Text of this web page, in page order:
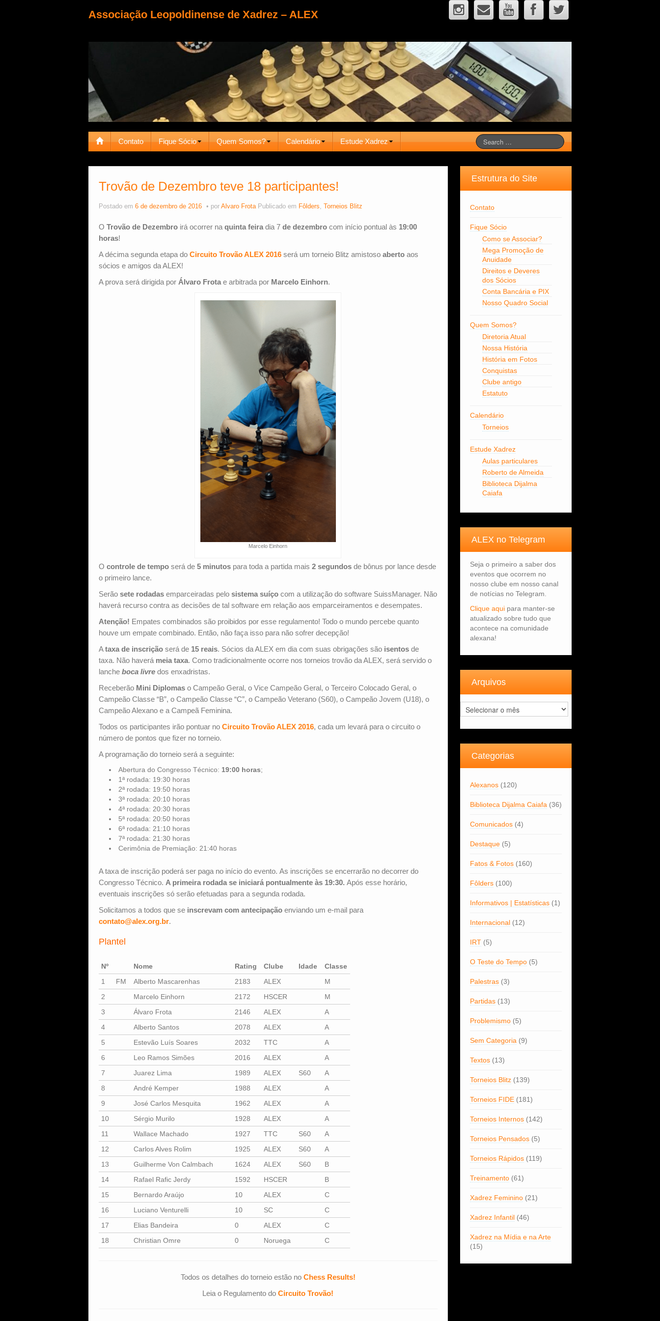
Associação Leopoldinense de Xadrez – ALEX
Contato Fique Sócio Quem Somos? Calendário Estude Xadrez
Trovão de Dezembro teve 18 participantes!
Postado em 6 de dezembro de 2016 por Alvaro Frota Publicado em Fôlders, Torneios Blitz
O Trovão de Dezembro irá ocorrer na quinta feira dia 7 de dezembro com início pontual às 19:00
horas!
A décima segunda etapa do Circuito Trovão ALEX 2016 será um torneio Blitz amistoso aberto aos
sócios e amigos da ALEX!
A prova será dirigida por Álvaro Frota e arbitrada por Marcelo Einhorn.
Marcelo Einhorn
O controle de tempo será de 5 minutos para toda a partida mais 2 segundos de bônus por lance desde
o primeiro lance.
Serão sete rodadas emparceiradas pelo sistema suíço com a utilização do software SuissManager. Não
haverá recurso contra as decisões de tal software em relação aos emparceiramentos e desempates.
Atenção! Empates combinados são proibidos por esse regulamento! Todo o mundo percebe quanto
houve um empate combinado. Então, não faça isso para não sofrer decepção!
Ataxa de inscrição será de 15 reais. Sócios da ALEX em dia com suas obrigações são isentos de
taxa. Não haverá meia taxa. Como tradicionalmente ocorre nos torneios trovão da ALEX, será servido o
lanche boca livre dos enxadristas.
Receberão Mini Diplomas o Campeão Geral, o Vice Campeão Geral, o Terceiro Colocado Geral, o
Campeão Classe “B”, o Campeão Classe “C”, o Campeão Veterano (S60), o Campeão Jovem (U18), o
Campeão Alexano e a Campeã Feminina.
Todos os participantes irão pontuar no Circuito Trovão ALEX 2016, cada um levará para o circuito o
número de pontos que fizer no torneio.
A programação do torneio será a seguinte:
Abertura do Congresso Técnico: 19:00 horas;
1ª rodada: 19:30 horas
2ª rodada: 19:50 horas
3ª rodada: 20:10 horas
4ª rodada: 20:30 horas
5ª rodada: 20:50 horas
6ª rodada: 21:10 horas
7ª rodada: 21:30 horas
Cerimônia de Premiação: 21:40 horas
A taxa de inscrição poderá ser paga no início do evento. As inscrições se encerrarão no decorrer do
Congresso Técnico. A primeira rodada se iniciará pontualmente às 19:30. Após esse horário,
eventuais inscrições só serão efetuadas para a segunda rodada.
Solicitamos a todos que se inscrevam com antecipação enviando um e-mail para
contato@alex.org.br.
Plantel
Nº Nome Rating Clube Idade
Classe
1
FM Alberto Mascarenhas 2183 ALEX
M
2
Marcelo Einhorn 2172 HSCER
M
3
Álvaro Frota 2146 ALEX
A
4
Alberto Santos 2078 ALEX
A
5
Estevão Luís Soares 2032 TTC
A
6
Leo Ramos Simões 2016 ALEX
A
7
Juarez Lima 1989 ALEX S60
A
8
André Kemper 1988 ALEX
A
9
José Carlos Mesquita 1962 ALEX
A
10
Sérgio Murilo 1928 ALEX
A
11
Wallace Machado 1927 TTC S60
A
12
Carlos Alves Rolim 1925 ALEX S60
A
13
Guilherme Von Calmbach 1624 ALEX S60
B
14
Rafael Rafic Jerdy 1592 HSCER
B
15
Bernardo Araújo 10 ALEX
C
16
Luciano Venturelli 10 SC
C
17
Elias Bandeira 0 ALEX
C
18
Christian Omre 0 Noruega C
Todos os detalhes do torneio estão no Chess Results!
Leia o Regulamento doCircuito Trovão!
Estrutura do Site
Contato
Fique Sócio
Como se Associar?
Mega Promoção de
Anuidade
Direitos e Deveres
dos Sócios
Conta Bancária e PIX
Nosso Quadro Social
Quem Somos?
Diretoria Atual
Nossa História
História em Fotos
Conquistas
Clube antigo
Estatuto
Calendário
Torneios
Estude Xadrez
Aulas particulares
Roberto de Almeida
Biblioteca Dijalma
Caiafa
ALEX no Telegram
Seja o primeiro a saber dos
eventos que ocorrem no
nosso clube em nosso canal
de notícias no Telegram.
Clique aquipara manter-se
atualizado sobre tudo que
acontece na comunidade
alexana!
Arquivos
Arquivos
Categorias
Alexanos(120)
Biblioteca Dijalma Caiafa(36)
Comunicados(4)
Destaque(5)
Fatos & Fotos(160)
Fôlders(100)
Informativos | Estatísticas(1)
Internacional(12)
IRT(5)
O Teste do Tempo(5)
Palestras(3)
Partidas(13)
Problemismo(5)
Sem Categoria(9)
Textos(13)
Torneios Blitz(139)
Torneios FIDE(181)
Torneios Internos(142)
Torneios Pensados(5)
Torneios Rápidos(119)
Treinamento(61)
Xadrez Feminino(21)
Xadrez Infantil(46)
Xadrez na Mídia e na Arte
(15)